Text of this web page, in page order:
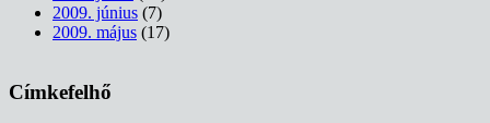
2009. június (7)
2009. május (17)
Címkefelhő